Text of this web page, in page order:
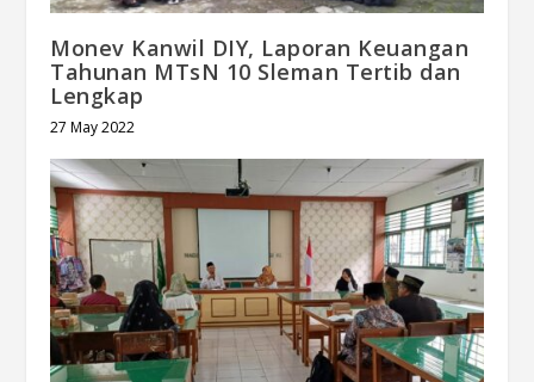
Monev Kanwil DIY, Laporan Keuangan
Tahunan MTsN 10 Sleman Tertib dan
Lengkap
27 May 2022